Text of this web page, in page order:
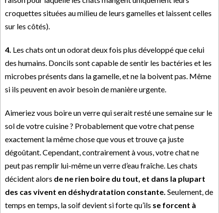
croquettes situées au milieu de leurs gamelles et laissent celles
sur les côtés).
4. Les chats ont un odorat deux fois plus développé que celui
des humains. Doncils sont capable de sentir les bactéries et les
microbes présents dans la gamelle, et ne la boivent pas. Même
si ils peuvent en avoir besoin de manière urgente.
Aimeriez vous boire un verre qui serait resté une semaine sur le
sol de votre cuisine ? Probablement que votre chat pense
exactement la même chose que vous et trouve ça juste
dégoûtant. Cependant, contrairement à vous, votre chat ne
peut pas remplir lui-même un verre d’eau fraîche. Les chats
décident alors de ne rien boire du tout, et dans la plupart
des cas vivent en déshydratation constante. Seulement, de
temps en temps, la soif devient si forte qu’ils se forcent à